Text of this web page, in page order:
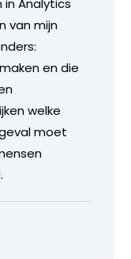
van mijn
en die
welke
moet